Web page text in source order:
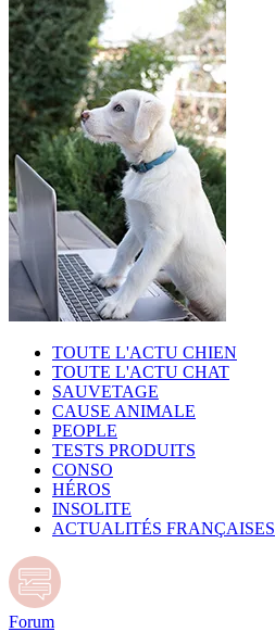
TOUTE L'ACTU CHIEN
TOUTE L'ACTU CHAT
SAUVETAGE
CAUSE ANIMALE
PEOPLE
TESTS PRODUITS
CONSO
HÉROS
INSOLITE
ACTUALITÉS FRANÇAISES
Forum